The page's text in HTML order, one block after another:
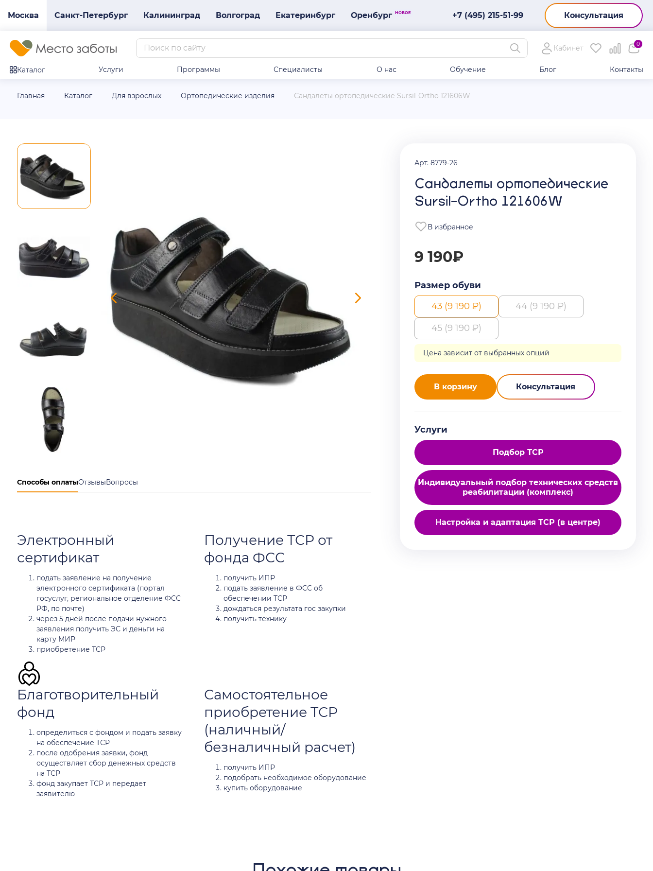
Москва Санкт-Петербург Калининград Волгоград Екатеринбург Оренбург НОВОЕ +7 (495) 215-51-99 Консультация
Кабинет
0
Каталог Услуги Программы Специалисты О нас Обучение Блог Контакты
Главная Каталог Для взрослых Ортопедические изделия Сандалеты ортопедические Sursil-Ortho 121606W
Способы оплатыОтзывыВопросы
Электронный
сертификат
подать заявление на получение
электронного сертификата (портал
госуслуг, региональное отделение ФСС
РФ, по почте)
через 5 дней после подачи нужного
заявления получить ЭС и деньги на
карту МИР
приобретение ТСР
Получение ТСР от
фонда ФСС
получить ИПР
подать заявление в ФСС об
обеспечении ТСР
дождаться результата гос закупки
получить технику
Благотворительный
фонд
определиться с фондом и подать заявку
на обеспечение ТСР
после одобрения заявки, фонд
осуществляет сбор денежных средств
на ТСР
фонд закупает ТСР и передает
заявителю
Самостоятельное
приобретение ТСР
(наличный/
безналичный расчет)
получить ИПР
подобрать необходимое оборудование
купить оборудование
Арт. 8779-26
Сандалеты ортопедические
Sursil-Ortho 121606W
В избранное
9 190₽
Размер обуви
43 (9 190 ₽)
44 (9 190 ₽)
45 (9 190 ₽)
Цена зависит от выбранных опций
В корзину Консультация
Услуги
Подбор ТСР
Индивидуальный подбор технических средств
реабилитации (комплекс)
Настройка и адаптация ТСР (в центре)